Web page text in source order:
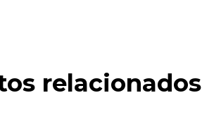
relacionados